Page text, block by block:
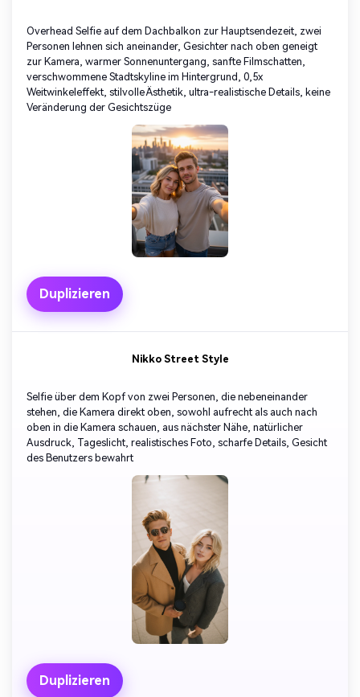
Overhead Selfie auf dem Dachbalkon zur Hauptsendezeit, zwei
Personen lehnen sich aneinander, Gesichter nach oben geneigt
zur Kamera, warmer Sonnenuntergang, sanfte Filmschatten,
verschwommene Stadtskyline im Hintergrund, 0,5x
Weitwinkeleffekt, stilvolle Ästhetik, ultra-realistische Details, keine
Veränderung der Gesichtszüge
Duplizieren
Nikko Street Style
Selfie über dem Kopf von zwei Personen, die nebeneinander
stehen, die Kamera direkt oben, sowohl aufrecht als auch nach
oben in die Kamera schauen, aus nächster Nähe, natürlicher
Ausdruck, Tageslicht, realistisches Foto, scharfe Details, Gesicht
des Benutzers bewahrt
Duplizieren